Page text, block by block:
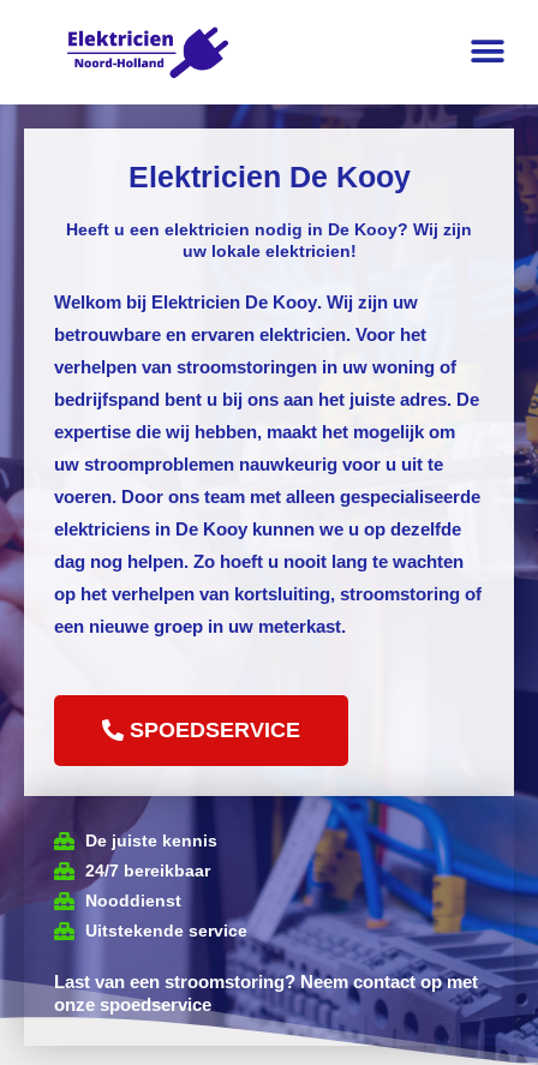
Elektricien De Kooy
Heeft u een elektricien nodig in De Kooy? Wij zijn
uw lokale elektricien!
Welkom bij Elektricien De Kooy. Wij zijn uw
betrouwbare en ervaren elektricien. Voor het
verhelpen van stroomstoringen in uw woning of
bedrijfspand bent u bij ons aan het juiste adres. De
expertise die wij hebben, maakt het mogelijk om
uw stroomproblemen nauwkeurig voor u uit te
voeren. Door ons team met alleen gespecialiseerde
elektriciens in De Kooy kunnen we u op dezelfde
dag nog helpen. Zo hoeft u nooit lang te wachten
op het verhelpen van kortsluiting, stroomstoring of
een nieuwe groep in uw meterkast.
SPOEDSERVICE
De juiste kennis
24/7 bereikbaar
Nooddienst
Uitstekende service
Last van een stroomstoring? Neem contact op met
onze spoedservice